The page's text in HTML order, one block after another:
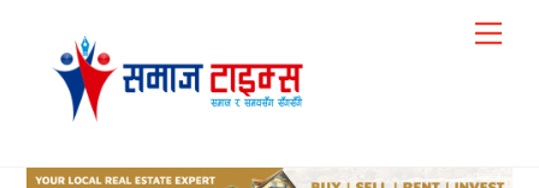
content